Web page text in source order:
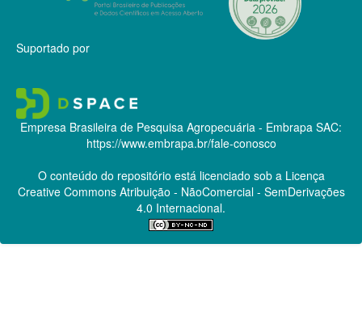
Suportado por
Empresa Brasileira de Pesquisa Agropecuária - Embrapa SAC:
https://www.embrapa.br/fale-conosco
O conteúdo do repositório está licenciado sob a Licença
Creative CommonsAtribuição - NãoComercial - SemDerivações
4.0 Internacional.